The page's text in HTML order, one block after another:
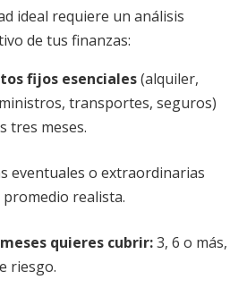
ideal requiere un análisis
de tus finanzas:
fijos esenciales(alquiler,
transportes, seguros)
tres meses.
eventuales o extraordinarias
realista.
quieres cubrir:3, 6 o más,
riesgo.